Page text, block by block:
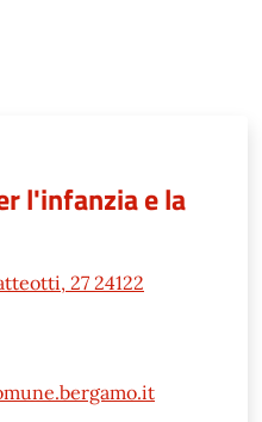
l'infanzia e la
27 24122